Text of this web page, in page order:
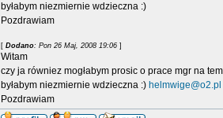
byłabym niezmiernie wdzieczna :)
Pozdrawiam
[ Dodano: Pon 26 Maj, 2008 19:06 ]
Witam
czy ja równiez mogłabym prosic o prace mgr na
byłabym niezmiernie wdzieczna :) helmwige@o2.pl
Pozdrawiam